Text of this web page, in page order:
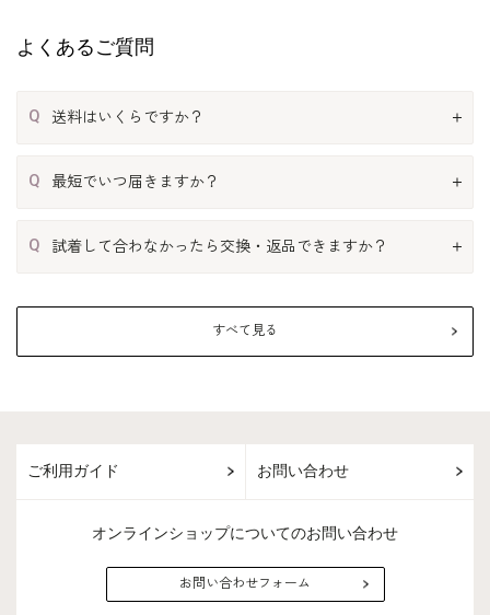
よくあるご質問
Q 送料はいくらですか？
Q 最短でいつ届きますか？
Q 試着して合わなかったら交換・返品できますか？
すべて見る
ご利用ガイド お問い合わせ
オンラインショップについてのお問い合わせ
お問い合わせフォーム